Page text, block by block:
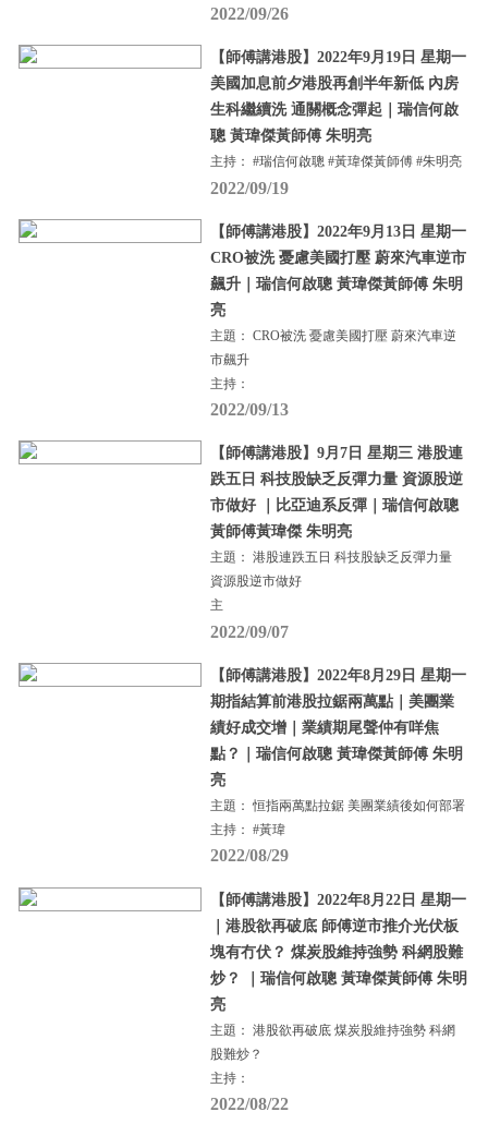
2022/09/26
【師傅講港股】2022年9月19日 星期一
美國加息前夕港股再創半年新低 內房
生科繼續洗 通關概念彈起｜瑞信何啟
聰 黃瑋傑黃師傅 朱明亮
主持： #瑞信何啟聰 #黃瑋傑黃師傅 #朱明亮
2022/09/19
【師傅講港股】2022年9月13日 星期一
CRO被洗 憂慮美國打壓 蔚來汽車逆市
飆升｜瑞信何啟聰 黃瑋傑黃師傅 朱明
亮
主題： CRO被洗 憂慮美國打壓 蔚來汽車逆
市飆升
主持：
2022/09/13
【師傅講港股】9月7日 星期三 港股連
跌五日 科技股缺乏反彈力量 資源股逆
市做好 ｜比亞迪系反彈｜瑞信何啟聰
黃師傅黃瑋傑 朱明亮
主題： 港股連跌五日 科技股缺乏反彈力量
資源股逆市做好
主
2022/09/07
【師傅講港股】2022年8月29日 星期一
期指結算前港股拉鋸兩萬點｜美團業
績好成交增｜業績期尾聲仲有咩焦
點？｜瑞信何啟聰 黃瑋傑黃師傅 朱明
亮
主題： 恒指兩萬點拉鋸 美團業績後如何部署
主持： #黃瑋
2022/08/29
【師傅講港股】2022年8月22日 星期一
｜港股欲再破底 師傅逆市推介光伏板
塊有冇伏？ 煤炭股維持強勢 科網股難
炒？ ｜瑞信何啟聰 黃瑋傑黃師傅 朱明
亮
主題： 港股欲再破底 煤炭股維持強勢 科網
股難炒？
主持：
2022/08/22